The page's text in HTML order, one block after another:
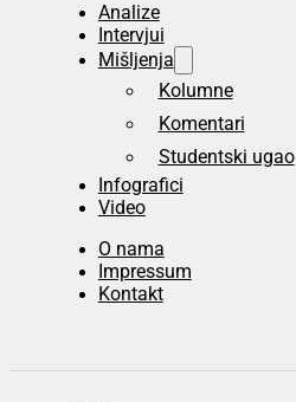
Analize
Intervjui
Mišljenja
Kolumne
Komentari
Studentski ugao
Infografici
Video
O nama
Impressum
Kontakt